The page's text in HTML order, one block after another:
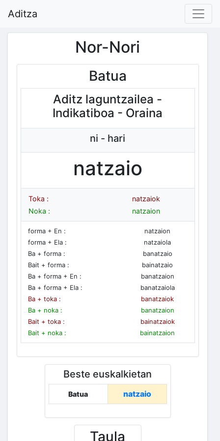
Aditza
Nor-Nori
Batua
Aditz laguntzailea -
Indikatiboa - Oraina
ni - hari
natzaio
Toka :
natzaiok
Noka :
natzaion
forma + En :
natzaion
forma + Ela :
natzaiola
Ba + forma :
banatzaio
Bait + forma :
bainatzaio
Ba + forma + En :
banatzaion
Ba + forma + Ela :
banatzaiola
Ba + toka :
banatzaiok
Ba + noka :
banatzaion
Bait + toka :
bainatzaiok
Bait + noka :
bainatzaion
Beste euskalkietan
Batua natzaio
Taula